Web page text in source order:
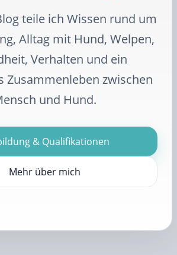
teile ich Wissen rund um
Alltag mit Hund, Welpen,
Verhalten und ein
Zusammenleben zwischen
und Hund.
& Qualifikationen
Mehr über mich